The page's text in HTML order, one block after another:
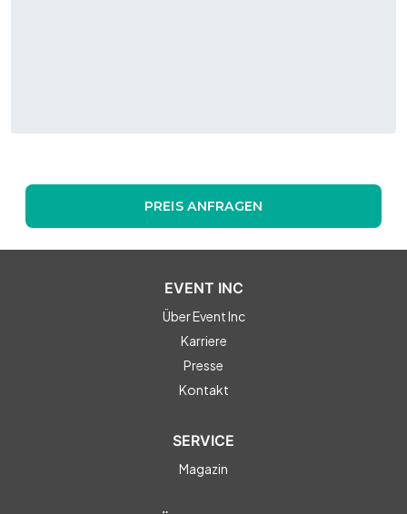
PREIS ANFRAGEN
EVENT INC
Über Event Inc
Karriere
Presse
Kontakt
SERVICE
Magazin